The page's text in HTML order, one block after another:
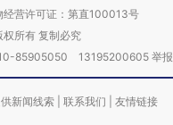
经营许可证：第直100013号
所有 复制必究
85905050 13195200605 举
新闻线索 联系我们 友情链接